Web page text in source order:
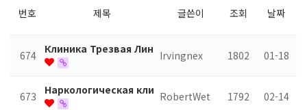
번호 제목 글쓴이 조회 날짜
674 Клиника Трезвая Лин Irvingnex 1802 01-18
673 Наркологическая кли RobertWet 1792 02-14